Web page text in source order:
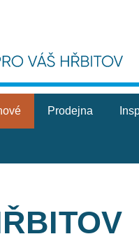
Prodejna